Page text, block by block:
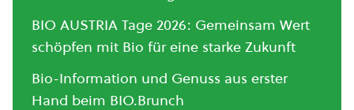
BIO AUSTRIA Tage 2026: Gemeinsam Wert
schöpfen mit Bio für eine starke Zukunft
Bio-Information und Genuss aus erster
Hand beim BIO.Brunch